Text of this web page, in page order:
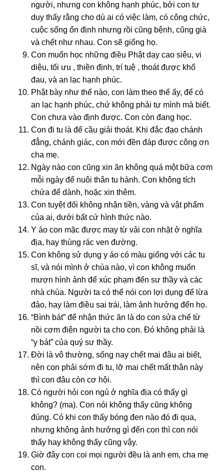
người, nhưng con không hạnh phúc, bởi con tư
duy thấy rằng cho dù ai có việc làm, có công chức,
cuộc sống ổn định nhưng rồi cũng bệnh, cũng già
và chết như nhau. Con sẽ giống họ.
Con muốn học những điều Phật dạy cao siêu, vi
diệu, tối ưu , thiền định, trí tuệ , thoát được khổ
đau, và an lạc hạnh phúc.
Phật bày như thế nào, con làm theo thế ấy, để có
an lạc hạnh phúc, chứ không phải tự mình mà biết.
Con chưa vào định được. Con còn đang học.
Con đi tu là để cầu giải thoát. Khi đắc đạo chánh
đẳng, chánh giác, con mới đền đáp được công ơn
cha mẹ.
Ngày nào con cũng xin ăn không quá một bữa cơm
mỗi ngày để nuôi thân tu hành. Con không tích
chứa để dành, hoặc xin thêm.
Con tuyệt đối không nhận tiền, vàng và vật phẩm
của ai, dưới bất cứ hình thức nào.
Y áo con mặc được may từ vải con nhặt ở nghĩa
địa, hay thùng rác ven đường.
Con không sử dụng y áo có màu giống với các tu
sĩ, và nói mình ở chùa nào, vì con không muốn
mượn hình ảnh để xúc phạm đến sư thầy và các
nhà chùa. Người ta có thể nói con lợi dụng để lừa
đảo, hay làm điều sai trái, làm ảnh hưởng đến họ.
“Bình bát” để nhận thức ăn là do con sửa chế từ
nồi cơm điện người ta cho con. Đó không phải là
“y bát” của quý sư thầy.
Đời là vô thường, sống nay chết mai đâu ai biết,
nên con phải sớm đi tu, lỡ mai chết mất thân này
thì con đâu còn cơ hội.
Có người hỏi con ngủ ở nghĩa địa có thấy gì
không? (ma). Con nói không thấy cũng không
đúng. Có khi con thấy bóng đen nào đó đi qua,
nhưng không ảnh hưởng gì đến con thì con nói
thấy hay không thấy cũng vậy.
Giờ đây con coi mọi người đều là anh em, cha mẹ
con.